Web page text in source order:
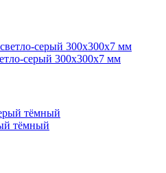
серый 300х300х7 мм
тёмный